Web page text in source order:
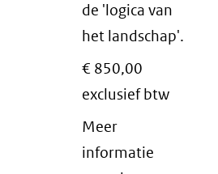
de 'logica van
het landschap'.
€ 850,00
exclusief btw
Meer
informatie